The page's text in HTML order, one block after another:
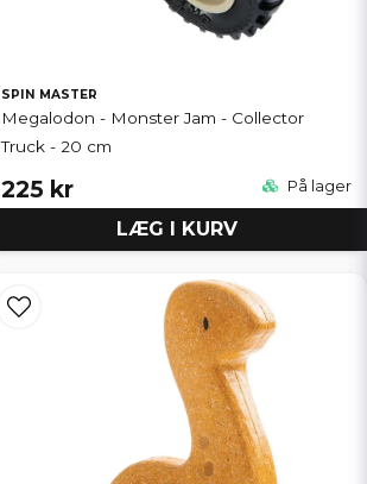
SPIN MASTER
Megalodon - Monster Jam - Collector
Truck - 20 cm
225 kr På lager
LÆG I KURV